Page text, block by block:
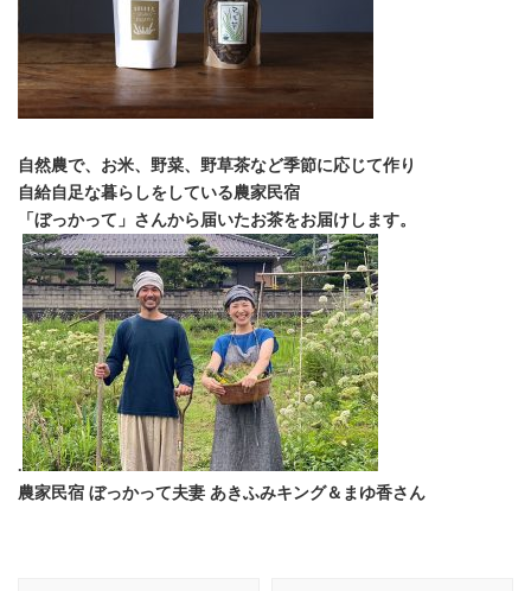
自然農で、お米、野菜、野草茶など季節に応じて作り
自給自足な暮らしをしている農家民宿
「ぼっかって」さんから届いたお茶をお届けします。
.
農家民宿 ぼっかって夫妻 あきふみキング＆まゆ香さん